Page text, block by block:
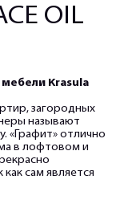
OIL
Krasula
загородных
называют
«Графит» отлично
в лофтовом и
сам является